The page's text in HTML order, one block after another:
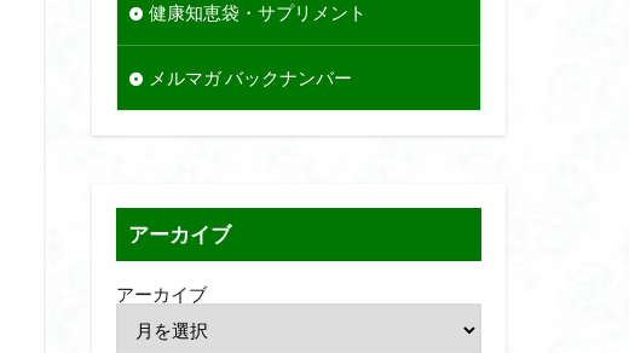
健康知恵袋・サプリメント
メルマガ バックナンバー
アーカイブ
アーカイブ